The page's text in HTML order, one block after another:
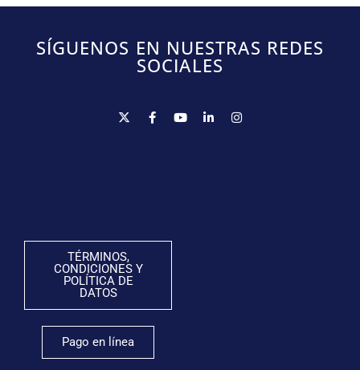
SÍGUENOS EN NUESTRAS REDES
SOCIALES
TÉRMINOS,
CONDICIONES Y
POLÍTICA DE
DATOS
Pago en línea